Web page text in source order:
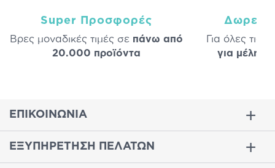
Super Προσφορές
Βρες μοναδικές τιμές σε πάνω από
20.000 προϊόντα
Δωρεάν
Για όλες τις
για μέλη
ΕΠΙΚΟΙΝΩΝΙΑ
ΕΞΥΠΗΡΕΤΗΣΗ ΠΕΛΑΤΩΝ